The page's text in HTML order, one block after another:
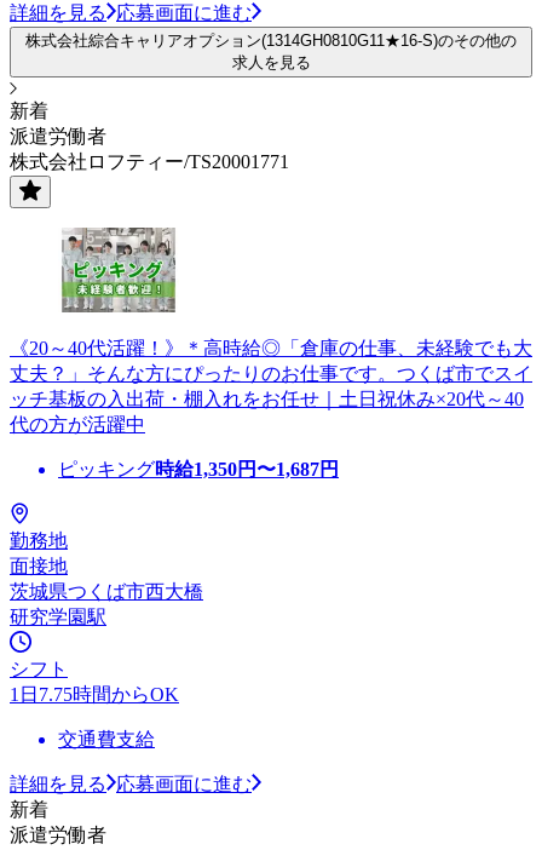
詳細を見る 応募画面に進む
株式会社綜合キャリアオプション(1314GH0810G11★16-S)のその他の
求人を見る
新着
派遣労働者
株式会社ロフティー/TS20001771
《20～40代活躍！》＊高時給◎「倉庫の仕事、未経験でも大
丈夫？」そんな方にぴったりのお仕事です。つくば市でスイ
ッチ基板の入出荷・棚入れをお任せ｜土日祝休み×20代～40
代の方が活躍中
ピッキング時給1,350円〜1,687円
勤務地
面接地
茨城県つくば市西大橋
研究学園駅
シフト
1日7.75時間からOK
交通費支給
詳細を見る
応募画面に進む
新着
派遣労働者